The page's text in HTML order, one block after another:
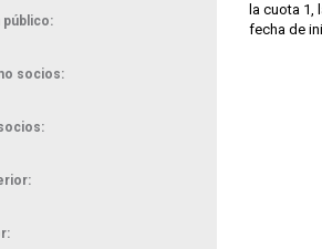
socios:
la cuota 1,
fecha de